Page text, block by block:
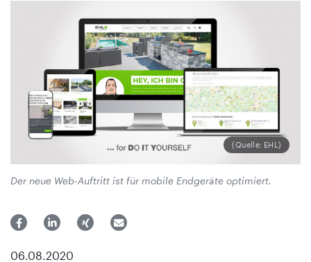
(Quelle: EHL)
Der neue Web-Auftritt ist für mobile Endgeräte optimiert.
06.08.2020